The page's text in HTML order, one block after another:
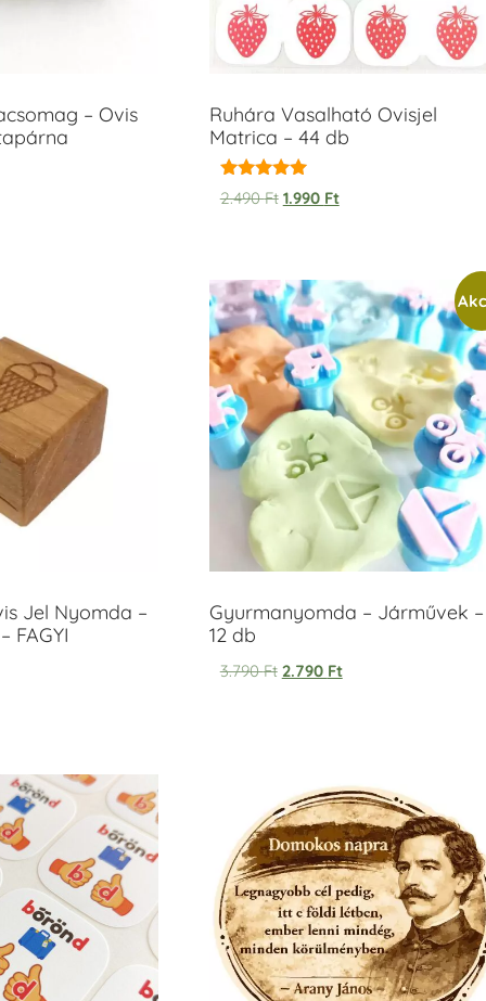
– Ovis
Ruhára Vasalható Ovisjel
Matrica – 44 db
Értékelés:
5.00
2.490Ft 1.990 Ft
Jel Nyomda –
FAGYI
Gyurmanyomda – Járművek –
12 db
3.790Ft 2.790 Ft